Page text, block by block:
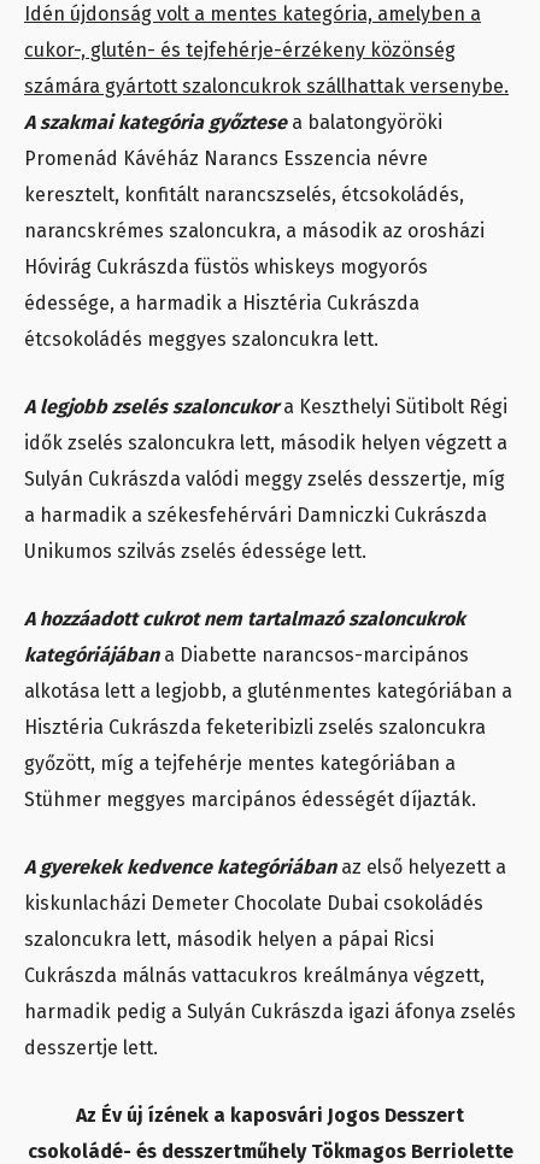
Idén újdonság volt a mentes kategória, amelyben a
cukor-, glutén- és tejfehérje-érzékeny közönség
számára gyártott szaloncukrok szállhattak versenybe.
A szakmai kategória győztesea balatongyöröki
Promenád Kávéház Narancs Esszencia névre
keresztelt, konfitált narancszselés, étcsokoládés,
narancskrémes szaloncukra, a második az orosházi
Hóvirág Cukrászda füstös whiskeys mogyorós
édessége, a harmadik a Hisztéria Cukrászda
étcsokoládés meggyes szaloncukra lett.
A legjobb zselés szaloncukora Keszthelyi Sütibolt Régi
idők zselés szaloncukra lett, második helyen végzett a
Sulyán Cukrászda valódi meggy zselés desszertje, míg
a harmadik a székesfehérvári Damniczki Cukrászda
Unikumos szilvás zselés édessége lett.
A hozzáadott cukrot nem tartalmazó szaloncukrok
kategóriájábana Diabette narancsos-marcipános
alkotása lett a legjobb, a gluténmentes kategóriában a
Hisztéria Cukrászda feketeribizli zselés szaloncukra
győzött, míg a tejfehérje mentes kategóriában a
Stühmer meggyes marcipános édességét díjazták.
A gyerekek kedvence kategóriábanaz első helyezett a
kiskunlacházi Demeter Chocolate Dubai csokoládés
szaloncukra lett, második helyen a pápai Ricsi
Cukrászda málnás vattacukros kreálmánya végzett,
harmadik pedig a Sulyán Cukrászda igazi áfonya zselés
desszertje lett.
Az Év új ízének a kaposvári Jogos Desszert
csokoládé- és desszertműhely Tökmagos Berriolette